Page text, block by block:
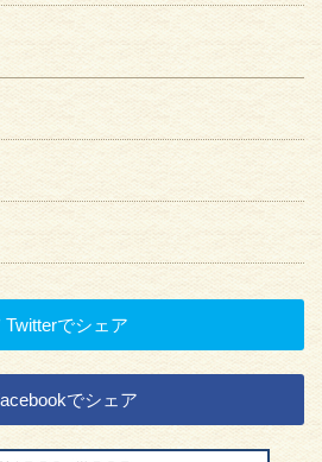
Twitterでシェア
でシェア